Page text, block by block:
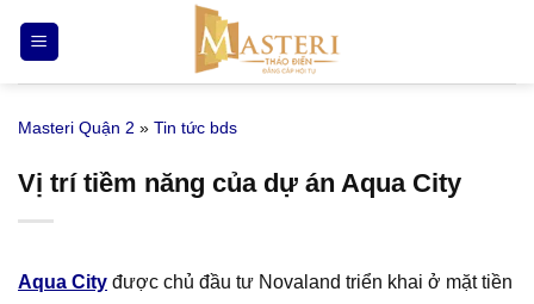
qua
nội
Masteri Quận 2 » Tin tức bds
Vị trí tiềm năng của dự án Aqua City
Aqua City được chủ đầu tư Novaland triển khai ở mặt tiền